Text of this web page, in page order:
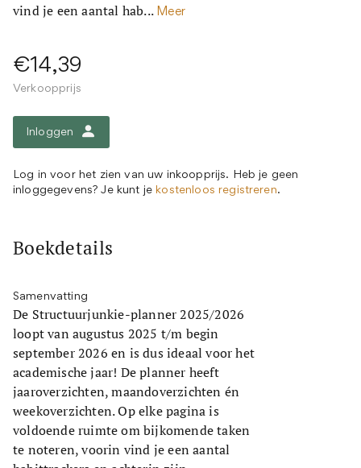
vind je een aantal hab... Meer
€14,39
Verkoopprijs
Inloggen
Log in voor het zien van uw inkoopprijs. Heb je geen
inloggegevens? Je kunt je kostenloos registreren.
Boekdetails
Samenvatting
De Structuurjunkie-planner 2025/2026
loopt van augustus 2025 t/m begin
september 2026 en is dus ideaal voor het
academische jaar! De planner heeft
jaaroverzichten, maandoverzichten én
weekoverzichten. Op elke pagina is
voldoende ruimte om bijkomende taken
te noteren, voorin vind je een aantal